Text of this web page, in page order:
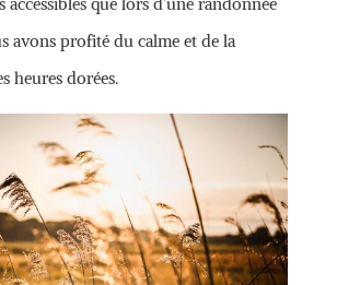
avons profité du calme et de la
heures dorées.